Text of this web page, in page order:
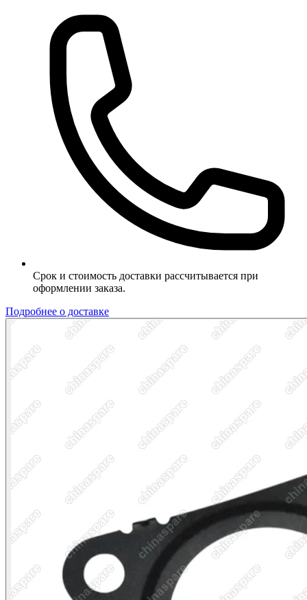
Срок и стоимость доставки рассчитывается при
оформлении заказа.
Подробнее о доставке